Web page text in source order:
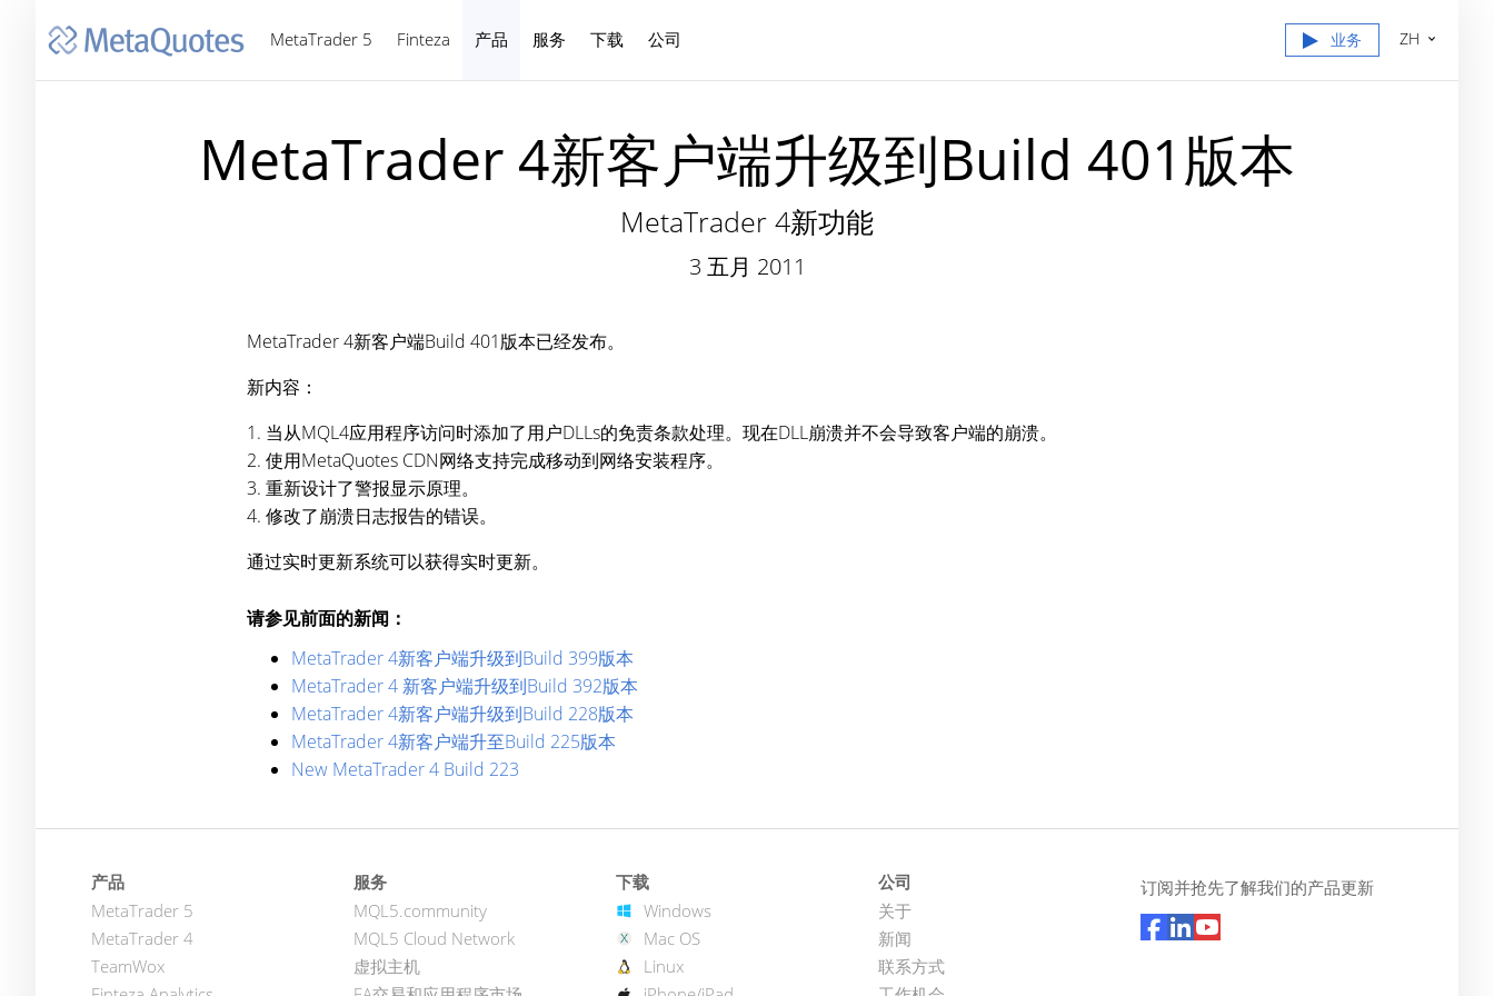
MetaTrader 5 Finteza 产品 服务 下载 公司 业务 ZH
MetaTrader 4新客户端升级到Build 401版本
MetaTrader 4新功能
3 五月 2011
MetaTrader 4新客户端Build 401版本已经发布。
新内容：
1. 当从MQL4应用程序访问时添加了用户DLLs的免责条款处理。现在DLL崩溃并不会导致客户端的崩溃。
2. 使用MetaQuotes CDN网络支持完成移动到网络安装程序。
3. 重新设计了警报显示原理。
4. 修改了崩溃日志报告的错误。
通过实时更新系统可以获得实时更新。
请参见前面的新闻：
MetaTrader 4新客户端升级到Build 399版本
MetaTrader 4 新客户端升级到Build 392版本
MetaTrader 4新客户端升级到Build 228版本
MetaTrader 4新客户端升至Build 225版本
New MetaTrader 4 Build 223
产品
MetaTrader 5
MetaTrader 4
TeamWox
服务
MQL5.community
MQL5 Cloud Network
虚拟主机
下载
Windows
Mac OS
Linux
公司
关于
新闻
联系方式
订阅并抢先了解我们的产品更新